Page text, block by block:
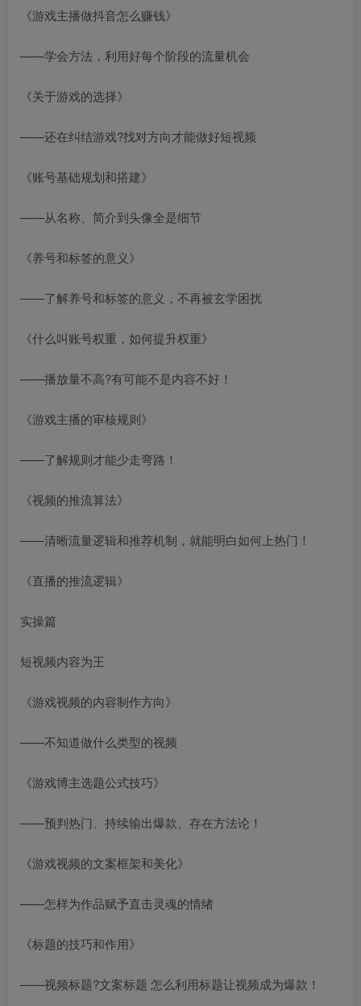
《游戏主播做抖音怎么赚钱》
——学会方法，利用好每个阶段的流量机会
《关于游戏的选择》
——还在纠结游戏?找对方向才能做好短视频
《账号基础规划和搭建》
——从名称、简介到头像全是细节
《养号和标签的意义》
——了解养号和标签的意义，不再被玄学困扰
《什么叫账号权重，如何提升权重》
——播放量不高?有可能不是内容不好！
《游戏主播的审核规则》
——了解规则才能少走弯路！
《视频的推流算法》
——清晰流量逻辑和推荐机制，就能明白如何上热门！
《直播的推流逻辑》
实操篇
短视频内容为王
《游戏视频的内容制作方向》
——不知道做什么类型的视频
《游戏博主选题公式技巧》
——预判热门、持续输出爆款、存在方法论！
《游戏视频的文案框架和美化》
——怎样为作品赋予直击灵魂的情绪
《标题的技巧和作用》
——视频标题?文案标题 怎么利用标题让视频成为爆款！